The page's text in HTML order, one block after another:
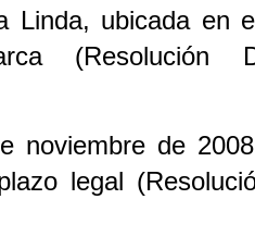
Linda, ubicada en
(Resolución
noviembre de
legal